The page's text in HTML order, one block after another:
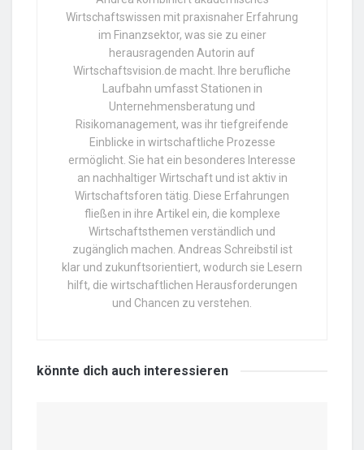
Wirtschaftswissen mit praxisnaher Erfahrung
im Finanzsektor, was sie zu einer
herausragenden Autorin auf
Wirtschaftsvision.de macht. Ihre berufliche
Laufbahn umfasst Stationen in
Unternehmensberatung und
Risikomanagement, was ihr tiefgreifende
Einblicke in wirtschaftliche Prozesse
ermöglicht. Sie hat ein besonderes Interesse
an nachhaltiger Wirtschaft und ist aktiv in
Wirtschaftsforen tätig. Diese Erfahrungen
fließen in ihre Artikel ein, die komplexe
Wirtschaftsthemen verständlich und
zugänglich machen. Andreas Schreibstil ist
klar und zukunftsorientiert, wodurch sie Lesern
hilft, die wirtschaftlichen Herausforderungen
und Chancen zu verstehen.
könnte dich auch interessieren